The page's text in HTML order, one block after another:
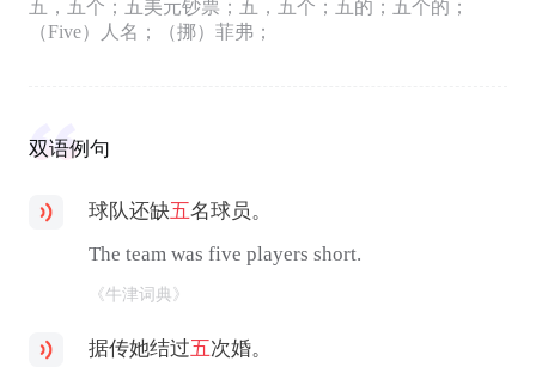
五，五个；五美元钞票；五，五个；五的；五个的；
（Five）人名；（挪）菲弗；
双语例句
球队还缺五名球员。
The team was five players short.
《牛津词典》
据传她结过五次婚。